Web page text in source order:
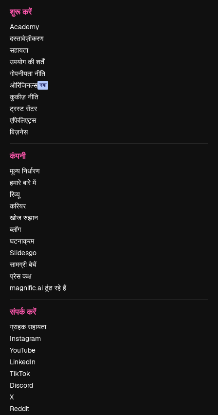
शुरू करें
Academy
दस्तावेज़ीकरण
सहायता
उपयोग की शर्तें
गोपनीयता नीति
ओरिजिनल्स नया
कुकीज़ नीति
ट्रस्ट सेंटर
एफिलिएट्स
बिज़नेस
कंपनी
मूल्य निर्धारण
हमारे बारे में
रिव्यू
करियर
खोज रुझान
ब्लॉग
घटनाक्रम
Slidesgo
सामग्री बेचें
प्रेस कक्ष
magnific.ai ढूंढ रहे हैं
संपर्क करें
ग्राहक सहायता
Instagram
YouTube
LinkedIn
TikTok
Discord
X
Reddit